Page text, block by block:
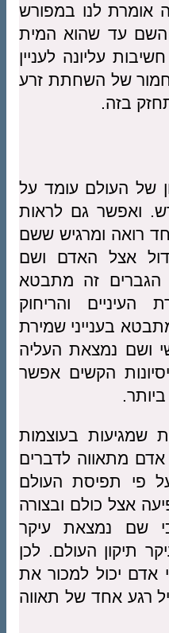
לנו במפורש
עד שהוא המית
עליונה לעניין
של השחתת זרע
בזה.
של העולם עומד על
ואפשר גם לראות
רואה ומרגיש ששם
אצל האדם ושם
זה מתבטא
והריחוק
בענייני שמירת
ושם נמצאת העליה
הקשים אפשר
שמגיעות בעוצמות
מתאווה לדברים
פי תפיסת העולם
אצל כולם ובצורה
שם נמצאת עיקר
תיקון העולם. לכן
אדם יכול למכור את
רגע אחד של תאווה